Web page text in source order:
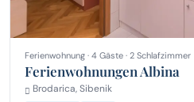
Ferienwohnung · 4 Gäste · 2 Schlafzimmer
Ferienwohnungen Albina
Brodarica, Sibenik